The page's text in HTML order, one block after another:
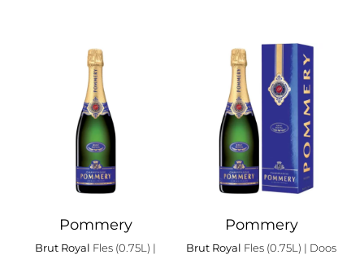
Pommery
Brut Royal Fles (0.75L) |
Pommery
Brut Royal Fles (0.75L) | Doos